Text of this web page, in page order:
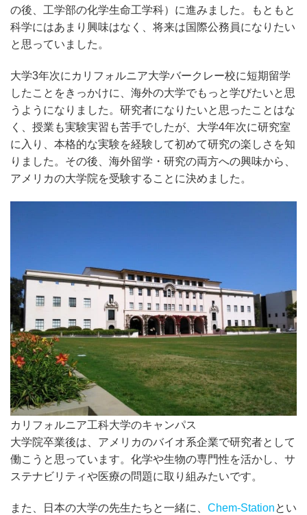
の後、工学部の化学生命工学科）に進みました。もともと
科学にはあまり興味はなく、将来は国際公務員になりたい
と思っていました。
大学3年次にカリフォルニア大学バークレー校に短期留学
したことをきっかけに、海外の大学でもっと学びたいと思
うようになりました。研究者になりたいと思ったことはな
く、授業も実験実習も苦手でしたが、大学4年次に研究室
に入り、本格的な実験を経験して初めて研究の楽しさを知
りました。その後、海外留学・研究の両方への興味から、
アメリカの大学院を受験することに決めました。
カリフォルニア工科大学のキャンパス
大学院卒業後は、アメリカのバイオ系企業で研究者として
働こうと思っています。化学や生物の専門性を活かし、サ
ステナビリティや医療の問題に取り組みたいです。
また、日本の大学の先生たちと一緒に、 Chem-Stationとい